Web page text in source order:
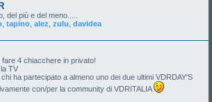
del più e del meno.....
tapino alez zulu davidea
4 chiacchere in privato!
TV
ha partecipato a almeno uno dei due ultimi VDRDAY'S
con/per la community di VDRITALIA